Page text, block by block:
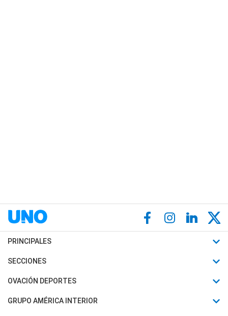
PRINCIPALES
Últimas Noticias
Política
SECCIONES
Horóscopo
Motores
OVACIÓN DEPORTES
Fútbol
GRUPO AMÉRICA INTERIOR